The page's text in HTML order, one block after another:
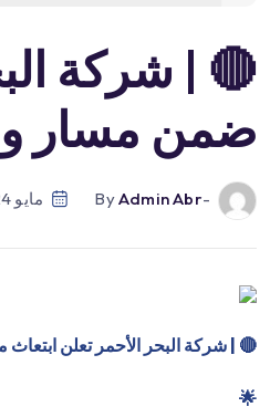
🔴 | شركة
ضمن مسار
-by
Admin Abr مايو 24, 2026
🔴 | شركة البحر الأحمر تعلن
🌟